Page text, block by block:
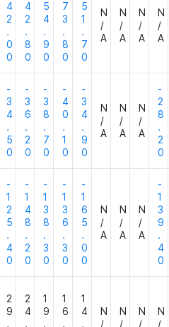
4
2
.
0
0
4
2
.
8
0
5
4
.
9
0
7
3
.
8
0
5
1
.
7
0
N
/
A
N
/
A
N
/
A
N
/
A
-
3
4
.
5
0
-
3
6
.
2
0
-
3
8
.
7
0
-
4
0
.
1
0
-
3
4
.
9
0
N
/
A
N
/
A
N
/
A
-
2
8
.
2
0
-
1
2
5
.
4
0
-
1
4
8
.
2
0
-
1
3
8
.
3
0
-
1
3
6
.
3
0
-
1
6
5
.
0
0
N
/
A
N
/
A
N
/
A
-
1
3
9
.
4
0
2
9
.
2
4
.
1
9
.
1
6
.
1
4
.
N
/
N
/
N
/
N
/